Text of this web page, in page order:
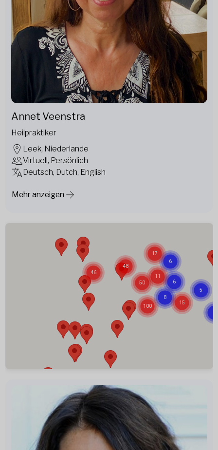
Annet Veenstra
Heilpraktiker
Leek, Niederlande
Virtuell, Persönlich
Deutsch, Dutch, English
Mehr anzeigen